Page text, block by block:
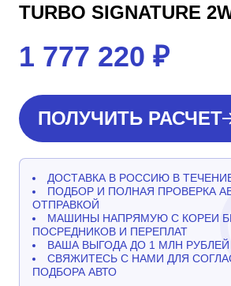
TURBO SIGNATURE
1 777 220 ₽
ПОЛУЧИТЬ РАСЧЕТ
ДОСТАВКА В РОССИЮ В
ПОДБОР И ПОЛНАЯ ПРОВЕРКА
ОТПРАВКОЙ
МАШИНЫ НАПРЯМУЮ С КОРЕИ
ПОСРЕДНИКОВ И ПЕРЕПЛАТ
ВАША ВЫГОДА ДО 1 МЛН РУБЛЕЙ
СВЯЖИТЕСЬ С НАМИ ДЛЯ
ПОДБОРА АВТО